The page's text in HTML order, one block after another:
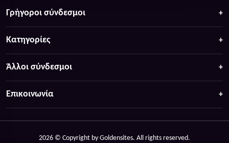
Γρήγοροι σύνδεσμοι
Κατηγορίες
Άλλοι σύνδεσμοι
Επικοινωνία
2026 © Copyright by Goldensites. All rights reserved.